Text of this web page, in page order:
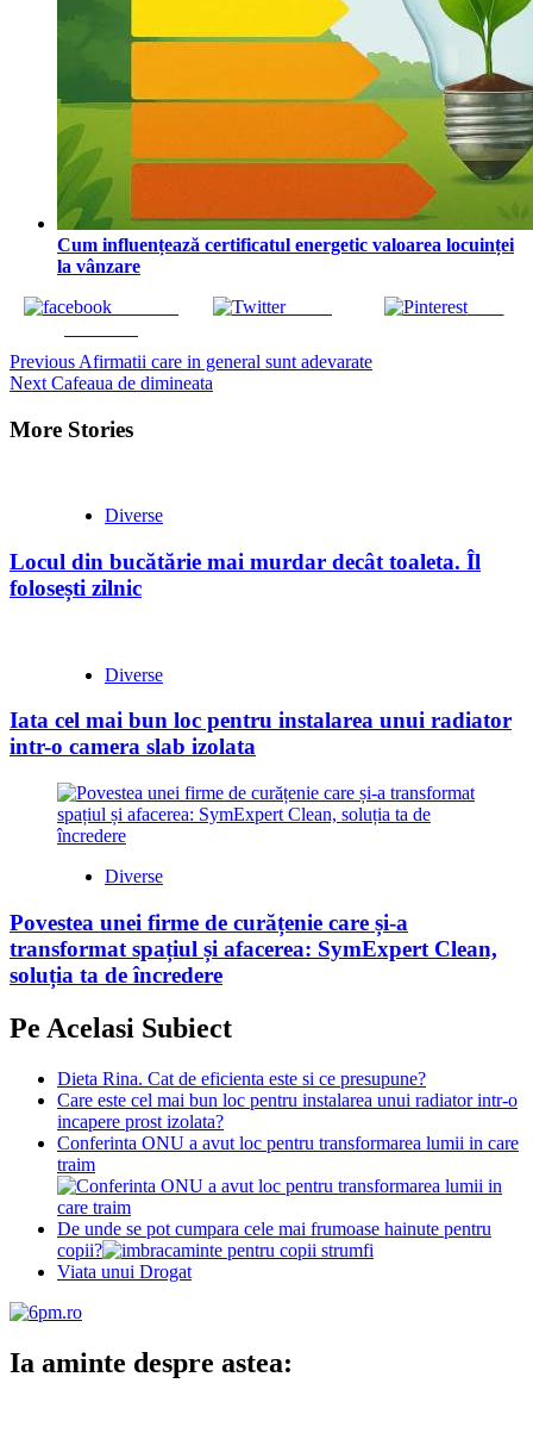
Cum influențează certificatul energetic valoarea locuinței
la vânzare
Tweet Save
Continue
Reading
Previous Afirmatii care in general sunt adevarate
Next Cafeaua de dimineata
More Stories
Diverse
Locul din bucătărie mai murdar decât toaleta. Îl
folosești zilnic
Diverse
Iata cel mai bun loc pentru instalarea unui radiator
intr-o camera slab izolata
Diverse
Povestea unei firme de curățenie care și-a
transformat spațiul și afacerea: SymExpert Clean,
soluția ta de încredere
Pe Acelasi Subiect
Dieta Rina. Cat de eficienta este si ce presupune?
Care este cel mai bun loc pentru instalarea unui radiator intr-o
incapere prost izolata?
Conferinta ONU a avut loc pentru transformarea lumii in care
traim
De unde se pot cumpara cele mai frumoase hainute pentru
copii?
Viata unui Drogat
Ia aminte despre astea: